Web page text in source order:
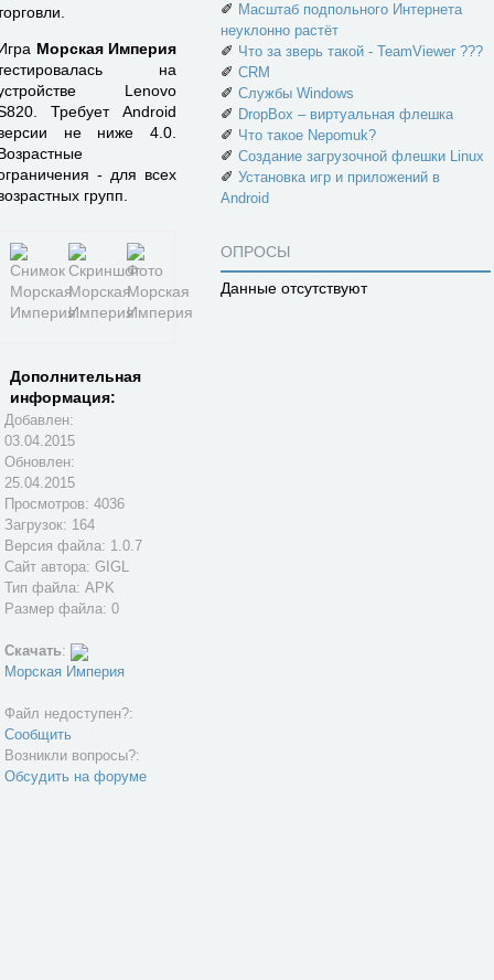
Морская Империя
на
Lenovo
Требует Android
не ниже 4.0.
- для всех
групп.
Дополнительная
информация:
Добавлен:
03.04.2015
Обновлен:
25.04.2015
Просмотров: 4036
Загрузок: 164
Версия файла: 1.0.7
Сайт автора: GIGL
Тип файла: APK
Размер файла: 0
Скачать:
Морская Империя
Файл недоступен?:
Сообщить
Возникли вопросы?:
Обсудить на форуме
✐ Масштаб подпольного Интернета
неуклонно растёт
✐ Что за зверь такой - TeamViewer ???
✐ CRM
✐ Службы Windows
✐ DropBox – виртуальная флешка
✐ Что такое Nepomuk?
✐ Создание загрузочной флешки Linux
✐ Установка игр и приложений в
Android
ОПРОСЫ
Данные отсутствуют